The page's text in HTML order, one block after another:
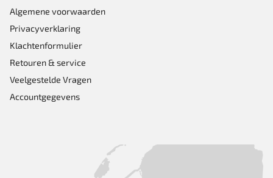
Algemene voorwaarden
Privacyverklaring
Klachtenformulier
Retouren & service
Veelgestelde Vragen
Accountgegevens